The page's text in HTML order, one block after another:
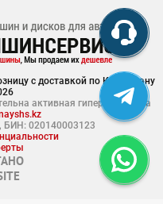
с доставкой по Казахстану
активная гиперссылка на
БИН: 020140003123